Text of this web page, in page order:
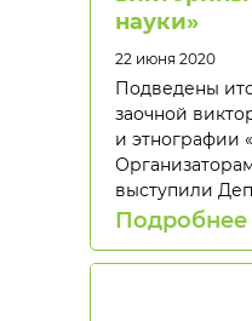
науки»
22 июня 2020
Подведены
заочной
и этнографии
выступили
Подробнее